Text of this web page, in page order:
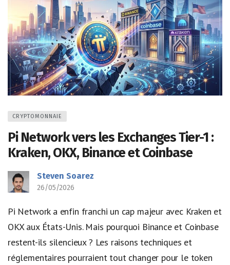
CRYPTOMONNAIE
Pi Network vers les Exchanges Tier-1 :
Kraken, OKX, Binance et Coinbase
Steven Soarez
26/05/2026
Pi Network a enfin franchi un cap majeur avec Kraken et
OKX aux États-Unis. Mais pourquoi Binance et Coinbase
restent-ils silencieux ? Les raisons techniques et
réglementaires pourraient tout changer pour le token